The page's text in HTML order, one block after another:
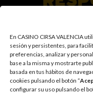
En CASINO CIRSA VALENCIA
sesión y persistentes, para
preferencias, analizar y
base a la misma y mostrarte
basada en tus hábitos de
cookies pulsando el botón “
configurar su uso pulsando el
En el Grupo CIRSA
garantizando un entorno
facilitamos medidas e
entretenimiento, sin utilizarse
o emocionales. El acceso está
personas con acceso
autoexclusión que resulten
cultura de prevención y